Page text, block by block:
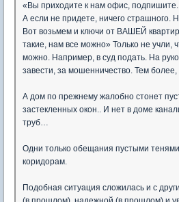
«Вы приходите к нам офис,
А если не придете, ничего страшного.
Вот возьмем и ключи от ВАШЕЙ
такие, нам все можно» Только не учли,
можно. Например, в суд подать. На
завести, за мошенничество. Тем
А дом по прежнему жалобно стонет
застекленных окон.. И нет в доме
труб…
Одни только обещания пустыми
коридорам.
Подобная ситуация сложилась и с